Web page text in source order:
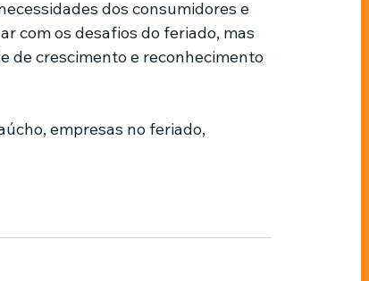
dos consumidores e
com os desafios do feriado, mas
de crescimento e reconhecimento
empresas no feriado,